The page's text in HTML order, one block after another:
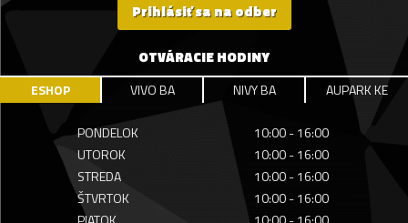
Prihlásiť sa na odber
OTVÁRACIE HODINY
ESHOP VIVO BA NIVY BA AUPARK KE
PONDELOK
10:00 - 16:00
UTOROK
10:00 - 16:00
STREDA
10:00 - 16:00
ŠTVRTOK
10:00 - 16:00